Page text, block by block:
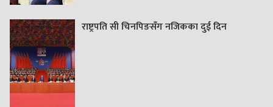
राष्ट्रपति सी चिनपिङसँग नजिकका दुई दिन